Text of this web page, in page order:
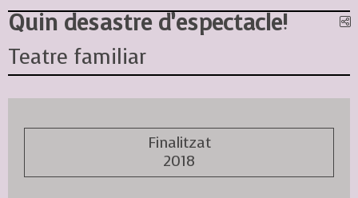
Quin desastre d’espectacle!
Teatre familiar
Finalitzat
2018